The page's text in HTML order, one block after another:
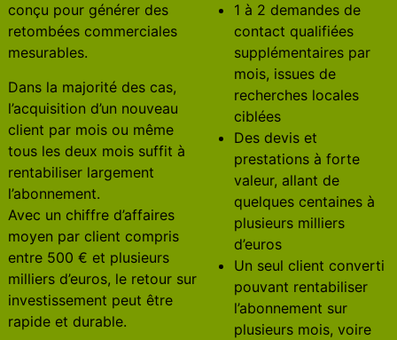
conçu pour générer des
retombées commerciales
mesurables.
Dans la majorité des cas,
l’acquisition d’un nouveau
client par mois ou même
tous les deux mois suffit à
rentabiliser largement
l’abonnement.
Avec un chiffre d’affaires
moyen par client compris
entre 500 € et plusieurs
milliers d’euros, le retour sur
investissement peut être
rapide et durable.
1 à 2 demandes de
contact qualifiées
supplémentaires par
mois, issues de
recherches locales
ciblées
Des devis et
prestations à forte
valeur, allant de
quelques centaines à
plusieurs milliers
d’euros
Un seul client converti
pouvant rentabiliser
l’abonnement sur
plusieurs mois, voire